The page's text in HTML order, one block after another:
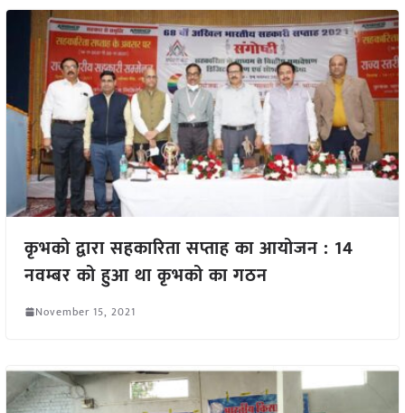
कृभको द्वारा सहकारिता सप्ताह का आयोजन : 14
नवम्बर को हुआ था कृभको का गठन
November 15, 2021